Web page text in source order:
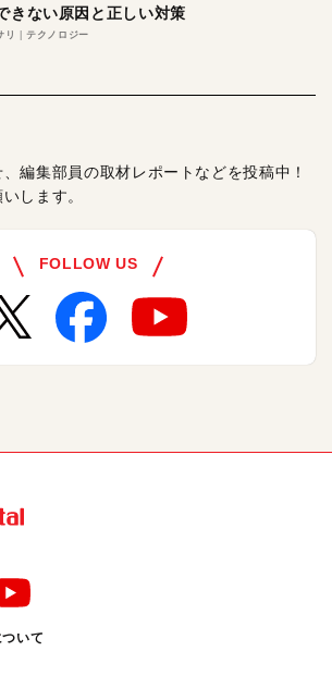
きない原因と正しい対策
リ テクノロジー
編集部員の取材レポートなどを投稿中！
します。
FOLLOW US
いて